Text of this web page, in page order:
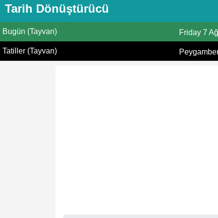
Tarih Dönüştürücü
Bugün (Tayvan) Friday 7
Tatiller (Tayvan)